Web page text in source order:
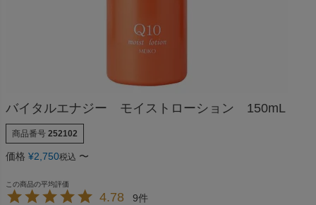
バイタルエナジー モイストローション 150mL
商品番号 252102
価格 ¥2,750税込 〜
4.78 9